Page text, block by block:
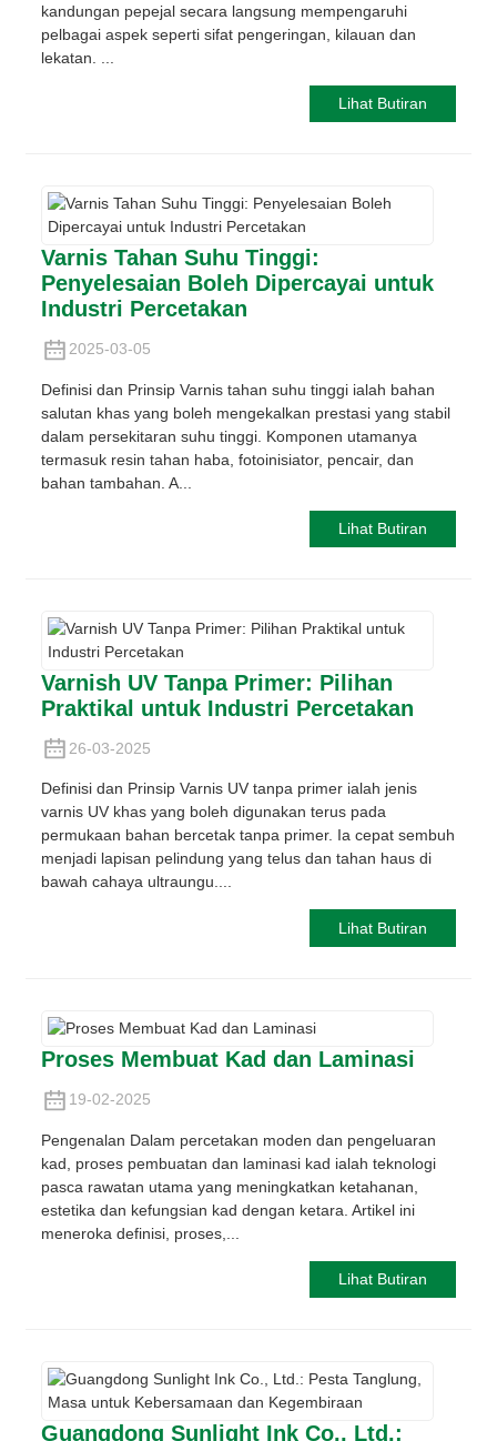
kandungan pepejal secara langsung mempengaruhi
pelbagai aspek seperti sifat pengeringan, kilauan dan
lekatan. ...
Lihat Butiran
Varnis Tahan Suhu Tinggi:
Penyelesaian Boleh Dipercayai untuk
Industri Percetakan
2025-03-05
Definisi dan Prinsip Varnis tahan suhu tinggi ialah bahan
salutan khas yang boleh mengekalkan prestasi yang stabil
dalam persekitaran suhu tinggi. Komponen utamanya
termasuk resin tahan haba, fotoinisiator, pencair, dan
bahan tambahan. A...
Lihat Butiran
Varnish UV Tanpa Primer: Pilihan
Praktikal untuk Industri Percetakan
26-03-2025
Definisi dan Prinsip Varnis UV tanpa primer ialah jenis
varnis UV khas yang boleh digunakan terus pada
permukaan bahan bercetak tanpa primer. Ia cepat sembuh
menjadi lapisan pelindung yang telus dan tahan haus di
bawah cahaya ultraungu....
Lihat Butiran
Proses Membuat Kad dan Laminasi
19-02-2025
Pengenalan Dalam percetakan moden dan pengeluaran
kad, proses pembuatan dan laminasi kad ialah teknologi
pasca rawatan utama yang meningkatkan ketahanan,
estetika dan kefungsian kad dengan ketara. Artikel ini
meneroka definisi, proses,...
Lihat Butiran
Guangdong Sunlight Ink Co., Ltd.: